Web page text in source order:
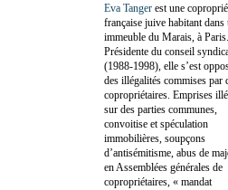
Eva Tanger est une
française juive habitant dans
immeuble du Marais, à Paris.
Présidente du conseil
(1988-1998), elle s’est
des illégalités commises par
copropriétaires. Emprises
sur des parties communes,
convoitise et spéculation
immobilières, soupçons
d’antisémitisme, abus de
en Assemblées générales de
copropriétaires, « mandat